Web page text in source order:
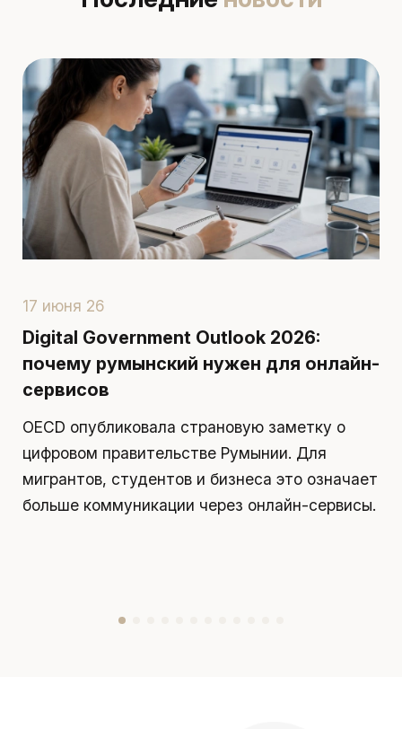
17 июня 26
Digital Government Outlook 2026:
почему румынский нужен для онлайн-
сервисов
OECD опубликовала страновую заметку о
цифровом правительстве Румынии. Для
мигрантов, студентов и бизнеса это означает
больше коммуникации через онлайн-сервисы.